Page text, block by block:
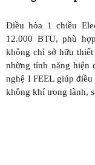
Điều hòa 1 chiều
12.000 BTU, phù
không chỉ sở hữu
những tính năng hiện
nghệ I FEEL giúp
không khí trong lành,